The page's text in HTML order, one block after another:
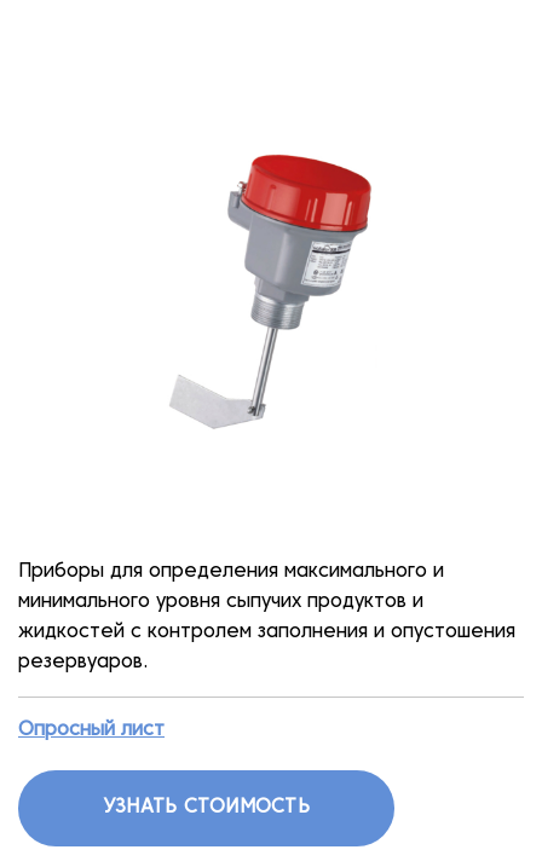
Приборы для определения максимального и
минимального уровня сыпучих продуктов и
жидкостей с контролем заполнения и опустошения
резервуаров.
Опросный лист
УЗНАТЬ СТОИМОСТЬ